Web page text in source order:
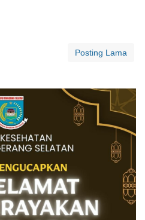
Posting Lama